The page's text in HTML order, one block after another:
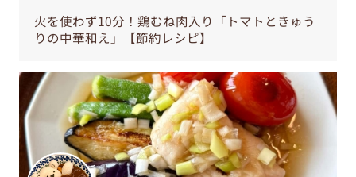
火を使わず10分！鶏むね肉入り「トマトときゅう
りの中華和え」【節約レシピ】